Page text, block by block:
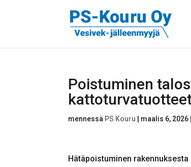
Poistuminen
mennessä PS Kouru maalis 6, 2026
Hätäpoistuminen